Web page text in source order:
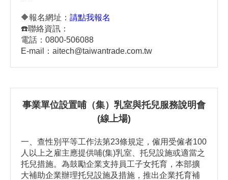
🔶報名網址： 請點我報名
☎️聯絡資訊：
電話：0800-506088
E-mail：aitech@taiwantrade.com.tw
事業單位設置哺（集）乳室與托兒服務說明會
(線上場)
一、查性別平等工作法第23條規定，僱用受僱者100
人以上之雇主應提供哺(集)乳室、托兒設施或適當之
托兒措施。為鼓勵企業支持員工子女托育，本部擴
大補助企業辦理托兒設施及措施，推出企業托育補